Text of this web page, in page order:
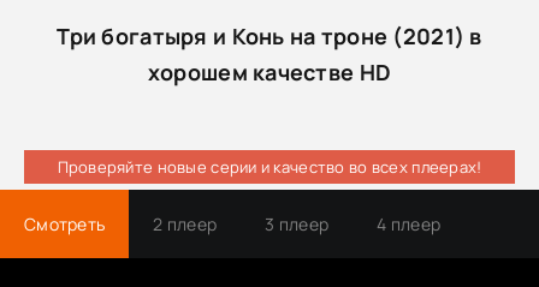
Три богатыря и Конь на троне (2021) в
хорошем качестве HD
Проверяйте новые серии и качество во всех плеерах!
Смотреть 2 плеер 3 плеер 4 плеер